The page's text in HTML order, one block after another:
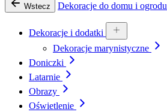
Wstecz Dekoracje do domu i ogrodu
Dekoracje i dodatki
Dekoracje marynistyczne
Doniczki
Latarnie
Obrazy
Oświetlenie